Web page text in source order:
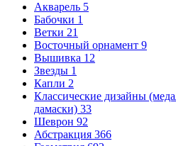
Акварель 5
Бабочки 1
Ветки 21
Восточный орнамент 9
Вышивка 12
Звезды 1
Капли 2
Классические дизайны
дамаски) 33
Шеврон 92
Абстракция 366